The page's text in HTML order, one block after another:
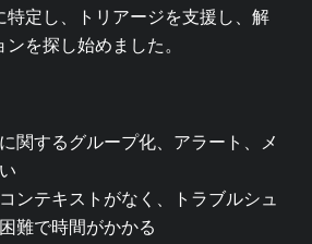
特定し、トリアージを支援し、解
を探し始めました。
関するグループ化、アラート、メ
ンテキストがなく、トラブルシュ
難で時間がかかる